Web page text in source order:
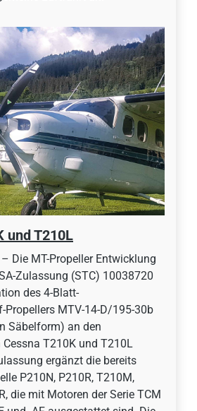
und T210L
Die MT-Propeller Entwicklung
Zulassung (STC) 10038720
des 4-Blatt-
Propellers MTV-14-D/195-30b
Säbelform) an den
T210K und T210L
ergänzt die bereits
P210N, P210R, T210M,
die mit Motoren der Serie TCM